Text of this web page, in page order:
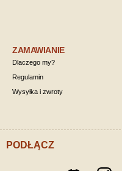
ZAMAWIANIE
Dlaczego my?
Regulamin
Wysyłka i zwroty
PODŁĄCZ